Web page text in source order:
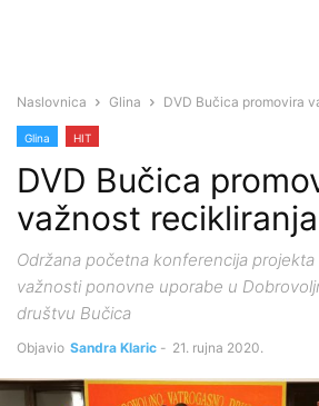
Naslovnica Glina DVD Bučica promovira
Glina HIT
DVD Bučica
važnost recikliranja
Održana početna konferencija projekta
važnosti ponovne uporabe u
društvu Bučica
Objavio Sandra Klaric - 21. rujna 2020.